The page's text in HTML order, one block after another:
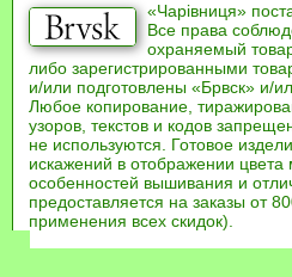
«Чарівниця»
Все права
охраняемый
либо зарегистрированными
и/или подготовлены «Брвск» и/
Любое копирование,
узоров, текстов и кодов
не используются. Готовое
искажений в отображении
особенностей вышивания и
предоставляется на заказы от
применения всех скидок).